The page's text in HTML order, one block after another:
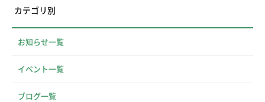
カテゴリ別
お知らせ一覧
イベント一覧
ブログ一覧